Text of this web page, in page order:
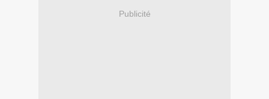
Publicité